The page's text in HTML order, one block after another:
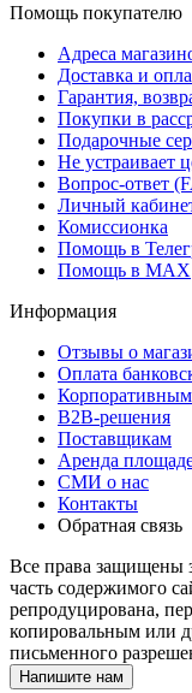
Помощь покупателю
Адреса
Доставка и
Гарантия,
Покупки в
Подарочные
Не устраивает
Вопрос-ответ
Личный
Комиссионка
Помощь в
Помощь в MAX
Информация
Отзывы о
Оплата
B2B-решения
Поставщикам
Аренда
СМИ о нас
Контакты
Обратная связь
Все права защищены
часть содержимого
репродуцирована,
копировальным или
письменного
Напишите нам